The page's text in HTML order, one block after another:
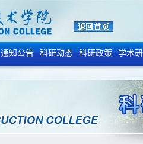
通知公告 科研动态 科研政策 学术